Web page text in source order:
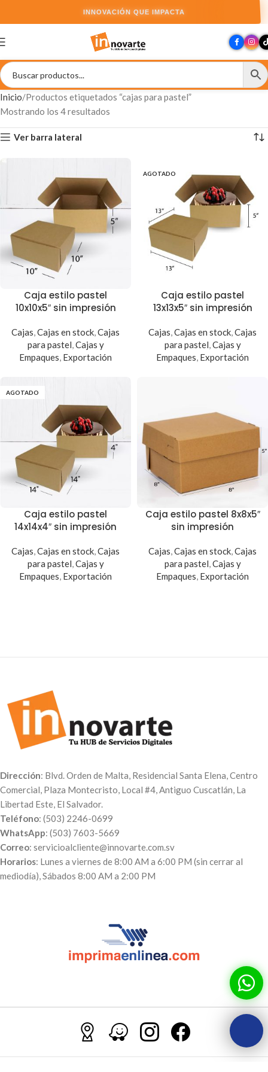
INNOVACIÓN QUE IMPACTA
Inicio Productos etiquetados “cajas para pastel”
Mostrando los 4 resultados
Ver barra lateral
Caja estilo pastel
10x10x5″ sin impresión
Cajas,Cajas en stock,Cajas
para pastel,Cajas y
Empaques, Exportación
AGOTADO
Caja estilo pastel
13x13x5″ sin impresión
Cajas,Cajas en stock,Cajas
para pastel,Cajas y
Empaques, Exportación
AGOTADO
Caja estilo pastel
14x14x4″ sin impresión
Cajas,Cajas en stock,Cajas
para pastel,Cajas y
Empaques, Exportación
Caja estilo pastel 8x8x5″
sin impresión
Cajas,Cajas en stock,Cajas
para pastel,Cajas y
Empaques, Exportación
Dirección: Blvd. Orden de Malta, Residencial Santa Elena, Centro
Comercial, Plaza Montecristo, Local #4, Antiguo Cuscatlán, La
Libertad Este, El Salvador.
Teléfono: (503) 2246-0699
WhatsApp: (503) 7603-5669
Correo: servicioalcliente@innovarte.com.sv
Horarios: Lunes a viernes de 8:00 AM a 6:00 PM (sin cerrar al
mediodía), Sábados 8:00 AM a 2:00 PM